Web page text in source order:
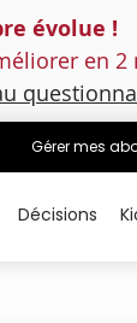
évolue !
en 2
Gérer mes
Décisions